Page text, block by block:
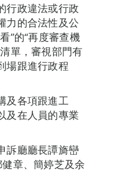
行政違法或行政
力的合法性及公
”的“再度審查機
單，審視部門有
場跟進行政程
及各項跟進工
及在人員的專業
訴廳廳長譚旖巒
章、簡婷芝及余